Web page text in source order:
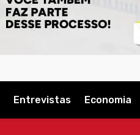
Entrevistas Economia